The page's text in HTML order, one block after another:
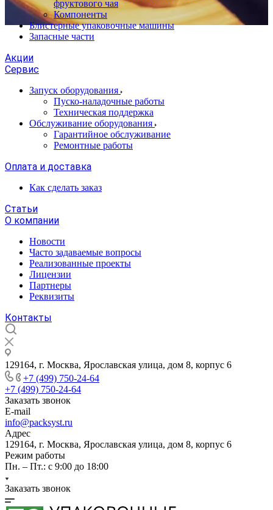
фруктового чая
Компоненты
Блистерные упаковочные машины
Запасные части
Акции
Сервис
Запуск оборудования
Пуско-наладочные работы
Техническая поддержка
Обслуживание оборудования
Гарантийное обслуживание
Ремонтные работы
Оплата и доставка
Как сделать заказ
Статьи
О компании
Новости
Часто задаваемые вопросы
Реализованные проекты
Лицензии
Партнеры
Реквизиты
Контакты
129164, г. Москва, Ярославская улица, дом 8, корпус 6
+7 (499) 750-24-64
+7 (499) 750-24-64
Заказать звонок
E-mail
info@packsyst.ru
Адрес
129164, г. Москва, Ярославская улица, дом 8, корпус 6
Режим работы
Пн. – Пт.: с 9:00 до 18:00
Заказать звонок